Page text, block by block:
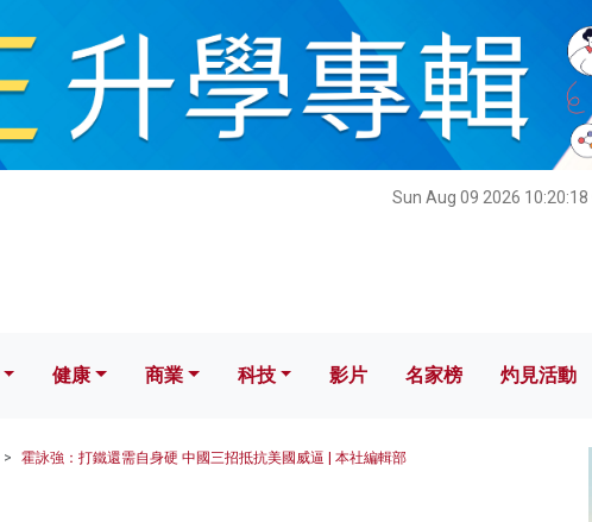
Sun Aug 09 2026
健康 科技 影片 名家榜 灼見
健康 商業 科技 影片 名家榜 灼見活動
霍詠強：打鐵還需自身硬 中國三招抵抗美國威逼 | 本社編輯部